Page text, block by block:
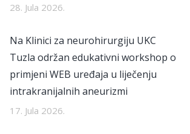
28. Jula 2026.
Na Klinici za neurohirurgiju UKC
Tuzla održan edukativni workshop o
primjeni WEB uređaja u liječenju
intrakranijalnih aneurizmi
17. Jula 2026.